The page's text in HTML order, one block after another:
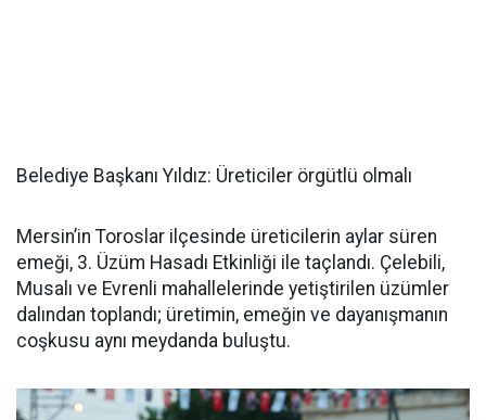
Belediye Başkanı Yıldız: Üreticiler örgütlü olmalı
Mersin’in Toroslar ilçesinde üreticilerin aylar süren
emeği, 3. Üzüm Hasadı Etkinliği ile taçlandı. Çelebili,
Musalı ve Evrenli mahallelerinde yetiştirilen üzümler
dalından toplandı; üretimin, emeğin ve dayanışmanın
coşkusu aynı meydanda buluştu.